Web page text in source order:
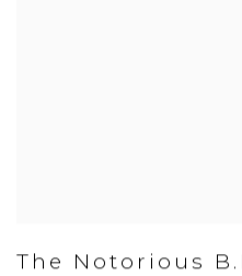
The Notorious